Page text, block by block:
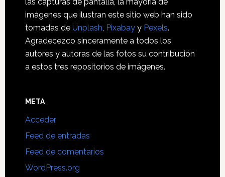
imágenes que ilustran este sitio web han sido
tomadas de Unplash Pixabayy Pexels.
Agradecezco sinceramente a todos los
autores y autoras de las fotos su contribución
a estos tres repositorios de imágenes.
META
Acceder
Feed de entradas
Feed de comentarios
WordPress.org